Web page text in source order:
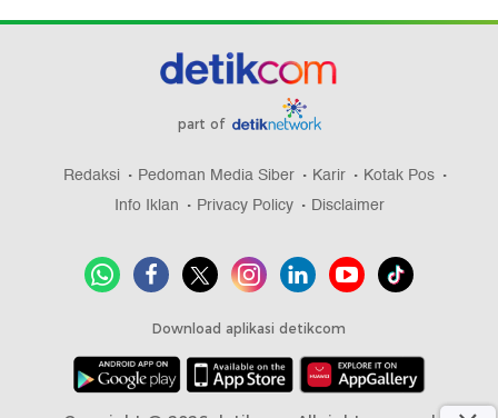
part of
Redaksi Pedoman Media Siber Karir
Kotak Pos
Info Iklan
Privacy Policy Disclaimer
Download aplikasi detikcom